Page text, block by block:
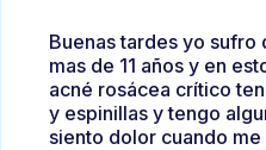
Buenas tardes yo sufro
mas de 11 años y en
acné rosácea crítico
y espinillas y tengo
siento dolor cuando